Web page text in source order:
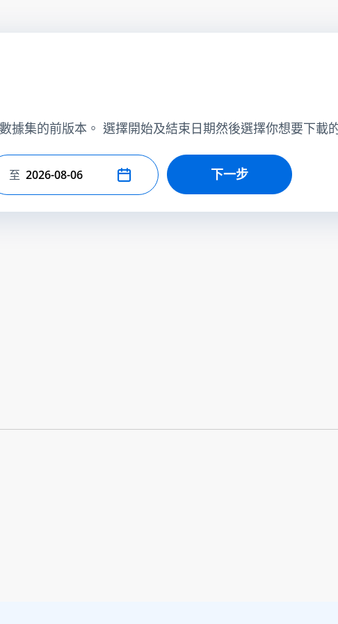
據集的前版本。 選擇開始及結束日期然後選擇你想要下載
選擇結束日期
至 下一步